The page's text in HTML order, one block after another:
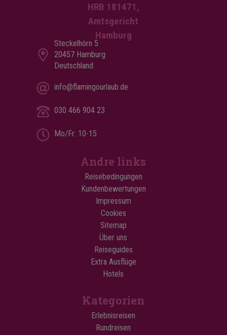
HRB 181471,
Amtsgericht
Hamburg
Steckelhörn 5
20457 Hamburg
Deutschland
info@flamingourlaub.de
030 466 904 23
Mo/Fr: 10-15
Andre links
Reisebedingungen
Kundenbewertungen
Impressum
Cookies
Sitemap
Über uns
Reiseguides
Extra Ausflüge
Hotels
Kategorien
Erlebnisreisen
Rundreisen